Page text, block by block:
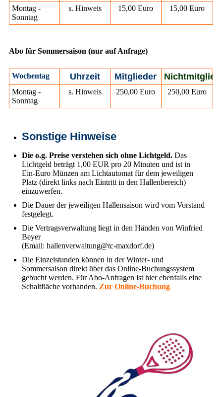
Montag -
Sonntag
s. Hinweis 15,00 Euro 15,00 Euro
Abo für Sommersaison (nur auf Anfrage)
Wochentag Uhrzeit Mitglieder
Montag -
Sonntag
s. Hinweis 250,00 Euro 250,00 Euro
Sonstige Hinweise
Die o.g. Preise verstehen sich ohne Lichtgeld.Das
Lichtgeld beträgt 1,00 EUR pro 20 Minuten und ist in
Ein-Euro Münzen am Lichtautomat für dem jeweiligen
Platz (direkt links nach Eintritt in den Hallenbereich)
einzuwerfen.
Die Dauer der jeweiligen Hallensaison wird vom Vorstand
festgelegt.
Die Vertragsverwaltung liegt in den Händen von Winfried
Beyer
(Email: hallenverwaltung@tc-maxdorf.de)
Die Einzelstunden können in der Winter- und
Sommersaison direkt über das Online-Buchungssystem
gebucht werden. Für Abo-Anfragen ist hier ebenfalls eine
Schaltfläche vorhanden. Zur Online-Buchung